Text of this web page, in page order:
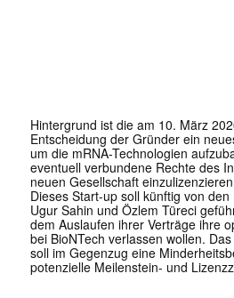
Hintergrund ist die am 10. März
Entscheidung der Gründer ein
um die mRNA-Technologien
eventuell verbundene Rechte des
neuen Gesellschaft
Dieses Start-up soll künftig von
Ugur Sahin und Özlem Türeci
dem Auslaufen ihrer Verträge ihre
bei BioNTech verlassen wollen.
soll im Gegenzug eine
potenzielle Meilenstein- und